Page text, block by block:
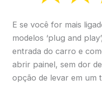
E se você for mais
modelos ‘plug and
entrada do carro e
abrir painel, sem dor
opção de levar em um